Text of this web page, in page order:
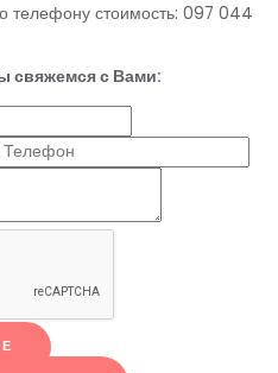
стоимость: 097 044
свяжемся с Вами: